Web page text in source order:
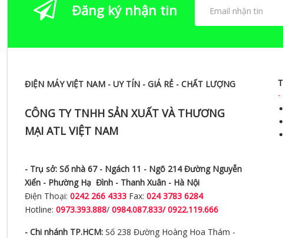
Đăng ký nhận tin
ĐIỆN MÁY VIỆT NAM - UY TÍN - GIÁ RẺ - CHẤT LƯỢNG
CÔNG TY TNHH SẢN XUẤT VÀ THƯƠNG
MẠI ATL VIỆT NAM
- Trụ sở: Số nhà 67 - Ngách 11 - Ngõ 214 Đường Nguyễn
Xiển - Phường Hạ Đình - Thanh Xuân - Hà Nội
Điện Thoại: 0242 266 4333Fax: 024 3783 6284
Hotline: 0973.393.888/ 0984.087.833/ 0922.119.666
- Chi nhánh TP.HCM:Số 238 Đường Hoàng Hoa Thám -